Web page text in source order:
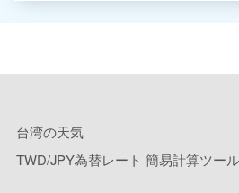
台湾の天気
TWD/JPY為替レート 簡易計算ツール